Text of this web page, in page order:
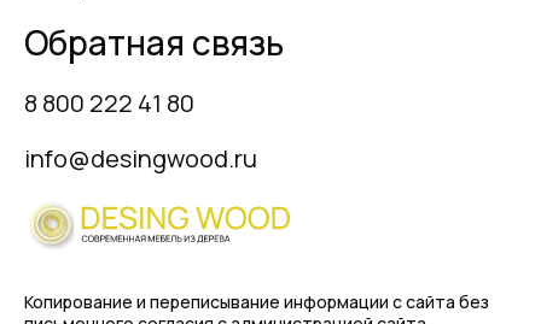
Обратная связь
8 800 222 41 80
info@desingwood.ru
Копирование и переписывание информации с сайта без